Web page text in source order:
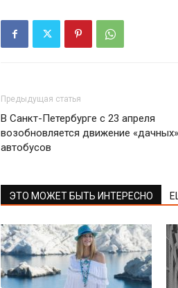
Предыдущая статья
В Санкт-Петербурге с 23 апреля
возобновляется движение «дачных»
автобусов
ЭТО МОЖЕТ БЫТЬ ИНТЕРЕСНО